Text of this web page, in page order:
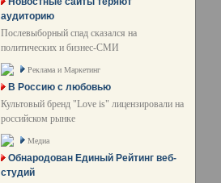
аудиторию
Послевыборный спад сказался на
политических и бизнес-СМИ
Реклама и Маркетинг
В Россию с любовью
Культовый бренд "Love is" лицензировали на
российском рынке
Медиа
Обнародован Единый Рейтинг веб-
студий